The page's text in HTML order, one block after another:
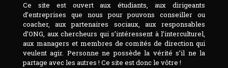
Ce site est ouvert aux étudiants, aux dirigeants
d’entreprises que nous pour pouvons conseiller ou
coacher, aux partenaires sociaux, aux responsables
d’ONG, aux chercheurs qui s’intéressent à l’interculturel,
aux managers et membres de comités de direction qui
veulent agir. Personne ne possède la vérité s’il ne la
partage avec les autres ! Ce site est donc le vôtre !